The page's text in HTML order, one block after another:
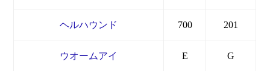
ヘルハウンド 700 201
ウオームアイ E G